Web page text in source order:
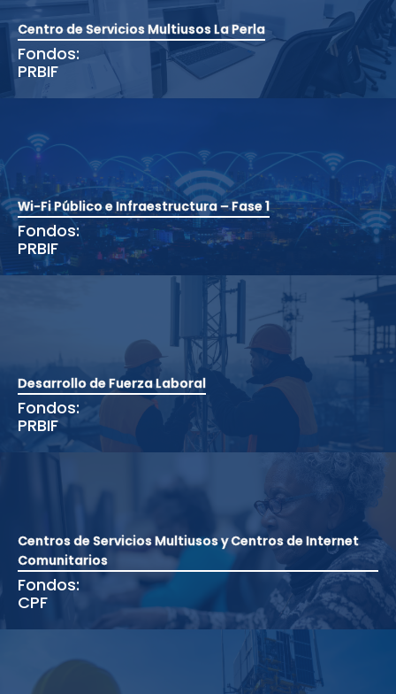
Centro de Servicios Multiusos La Perla
Fondos:
PRBIF
Wi-Fi Público e Infraestructura – Fase 1
Fondos:
PRBIF
Desarrollo de Fuerza Laboral
Fondos:
PRBIF
Centros de Servicios Multiusos y Centros de Internet
Comunitarios
Fondos:
CPF